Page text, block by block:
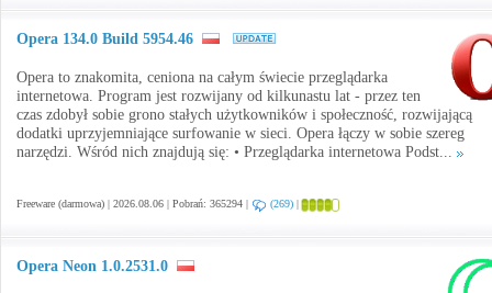
Opera 134.0 Build 5954.46
Opera to znakomita, ceniona na całym świecie przeglądarka
internetowa. Program jest rozwijany od kilkunastu lat - przez ten
czas zdobył sobie grono stałych użytkowników i społeczność, rozwijającą
dodatki uprzyjemniające surfowanie w sieci. Opera łączy w sobie szereg
narzędzi. Wśród nich znajdują się: • Przeglądarka internetowa Podst...
Freeware (darmowa) | 2026.08.06 | Pobrań: 365294 | (269) |
Opera Neon 1.0.2531.0